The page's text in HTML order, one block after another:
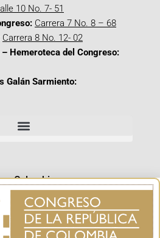
10 No. 7- 51
Carrera 7 No. 8 – 68
Carrera 8 No. 12- 02
Hemeroteca del Congreso:
Galán Sarmiento: